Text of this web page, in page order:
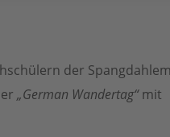
der
„German Wandertag“mit